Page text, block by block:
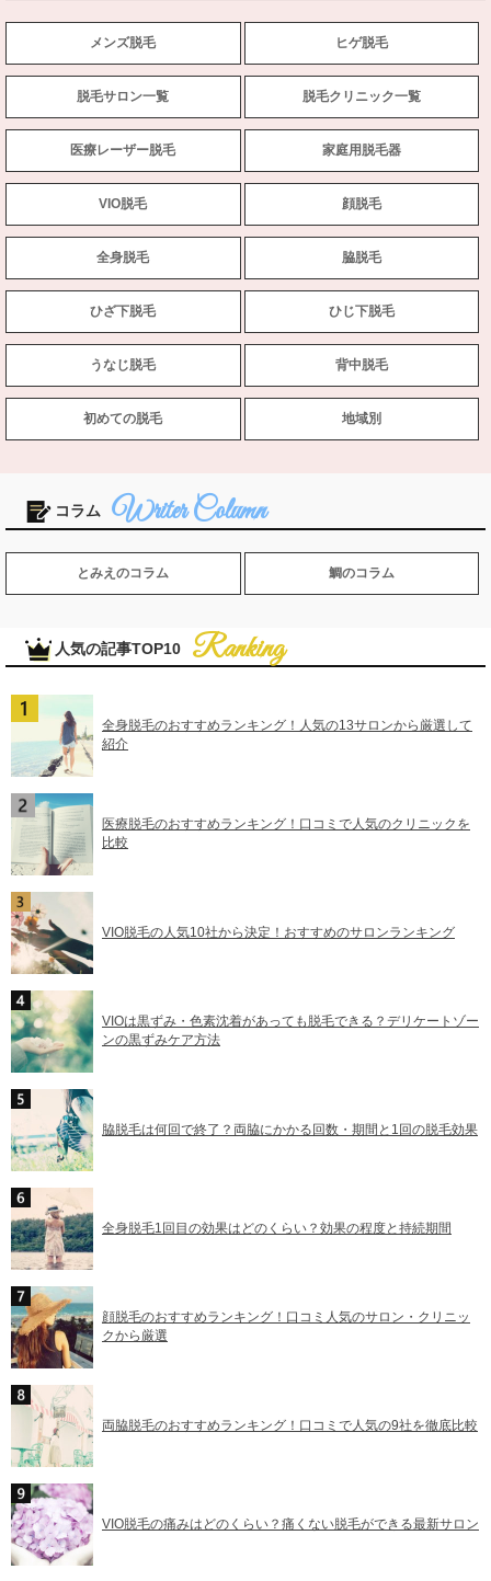
メンズ脱毛 ヒゲ脱毛
脱毛サロン一覧 脱毛クリニック一覧
医療レーザー脱毛 家庭用脱毛器
VIO脱毛 顔脱毛
全身脱毛 脇脱毛
ひざ下脱毛 ひじ下脱毛
うなじ脱毛 背中脱毛
初めての脱毛 地域別
コラム
とみえのコラム 鯛のコラム
人気の記事TOP10
全身脱毛のおすすめランキング！人気の13サロンから厳選して
紹介
医療脱毛のおすすめランキング！口コミで人気のクリニックを
比較
VIO脱毛の人気10社から決定！おすすめのサロンランキング
VIOは黒ずみ・色素沈着があっても脱毛できる？デリケートゾー
ンの黒ずみケア方法
脇脱毛は何回で終了？両脇にかかる回数・期間と1回の脱毛効果
全身脱毛1回目の効果はどのくらい？効果の程度と持続期間
顔脱毛のおすすめランキング！口コミ人気のサロン・クリニッ
クから厳選
両脇脱毛のおすすめランキング！口コミで人気の9社を徹底比較
VIO脱毛の痛みはどのくらい？痛くない脱毛ができる最新サロン